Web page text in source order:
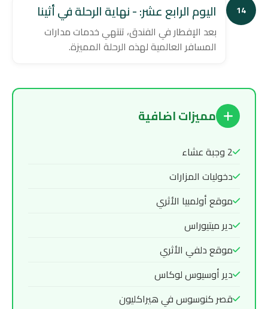
14 اليوم الرابع عشر: - نهاية الرحلة في أثينا
بعد الإفطار في الفندق، تنتهي خدمات مدارات
المسافر العالمية لهذه الرحلة المميزة.
مميزات اضافية
2 وجبة عشاء
دخوليات المزارات
موقع أولمبيا الأثري
دير ميتيوراس
موقع دلفي الأثري
دير أوسيوس لوكاس
قصر كنوسوس في هيراكليون